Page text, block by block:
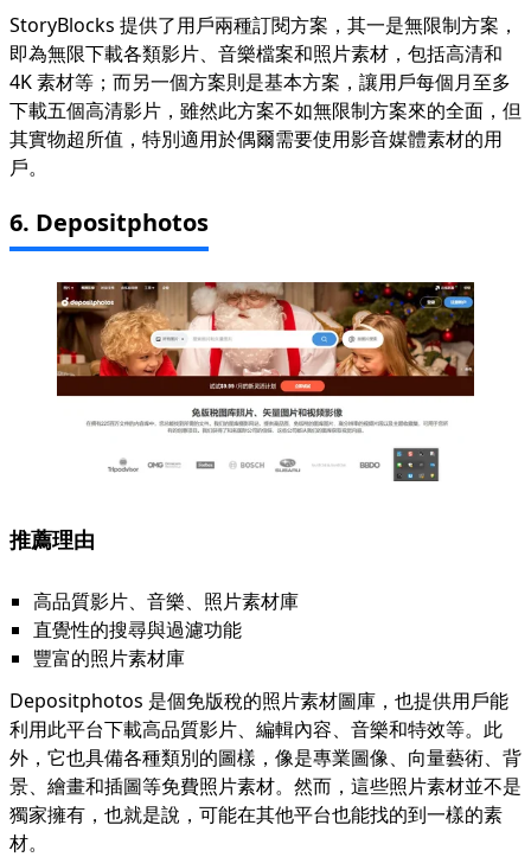
StoryBlocks 提供了用戶兩種訂閱方案，其一是無限制方案，
即為無限下載各類影片、音樂檔案和照片素材，包括高清和
4K 素材等；而另一個方案則是基本方案，讓用戶每個月至多
下載五個高清影片，雖然此方案不如無限制方案來的全面，但
其實物超所值，特別適用於偶爾需要使用影音媒體素材的用
戶。
6. Depositphotos
推薦理由
高品質影片、音樂、照片素材庫
直覺性的搜尋與過濾功能
豐富的照片素材庫
Depositphotos 是個免版稅的照片素材圖庫，也提供用戶能
利用此平台下載高品質影片、編輯內容、音樂和特效等。此
外，它也具備各種類別的圖樣，像是專業圖像、向量藝術、背
景、繪畫和插圖等免費照片素材。然而，這些照片素材並不是
獨家擁有，也就是說，可能在其他平台也能找的到一樣的素
材。